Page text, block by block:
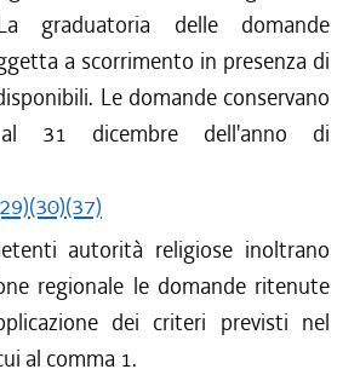
graduatoria delle domande
a scorrimento in presenza di
Le domande conservano
31 dicembre dell'anno di
(30)(37)
autorità religiose inoltrano
regionale le domande ritenute
dei criteri previsti nel
al comma 1.